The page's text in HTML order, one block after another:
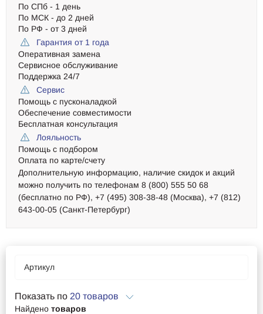
По СПб - 1 день
По МСК - до 2 дней
По РФ - от 3 дней
Гарантия от 1 года
Оперативная замена
Сервисное обслуживание
Поддержка 24/7
Сервис
Помощь с пусконаладкой
Обеспечение совместимости
Бесплатная консультация
Лояльность
Помощь с подбором
Оплата по карте/счету
Дополнительную информацию, наличие скидок и акций
можно получить по телефонам 8 (800) 555 50 68
(бесплатно по РФ), +7 (495) 308-38-48 (Москва), +7 (812)
643-00-05 (Санкт-Петербург)
Артикул
Показать по 20 товаров
Найдено товаров